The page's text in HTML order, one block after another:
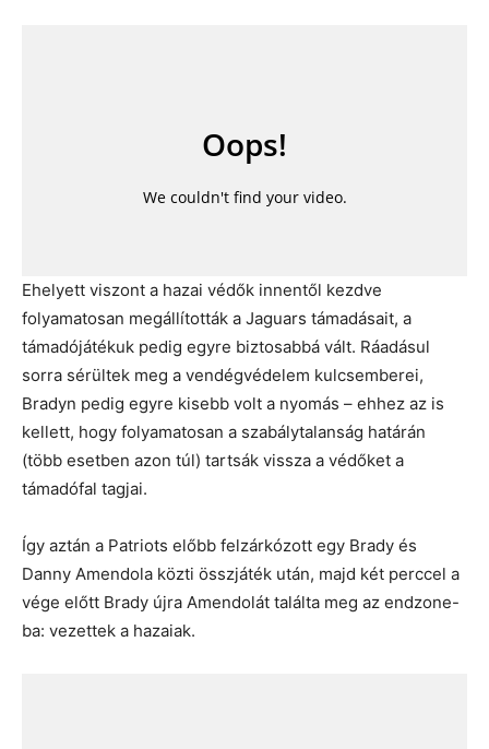
Ehelyett viszont a hazai védők innentől kezdve
folyamatosan megállították a Jaguars támadásait, a
támadójátékuk pedig egyre biztosabbá vált. Ráadásul
sorra sérültek meg a vendégvédelem kulcsemberei,
Bradyn pedig egyre kisebb volt a nyomás – ehhez az is
kellett, hogy folyamatosan a szabálytalanság határán
(több esetben azon túl) tartsák vissza a védőket a
támadófal tagjai.
Így aztán a Patriots előbb felzárkózott egy Brady és
Danny Amendola közti összjáték után, majd két perccel a
vége előtt Brady újra Amendolát találta meg az endzone-
ba: vezettek a hazaiak.